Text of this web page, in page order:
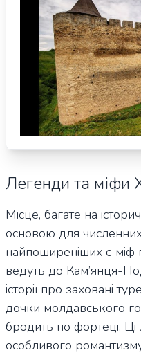
Легенди та міфи
Місце, багате на
основою для
найпоширеніших є міф
ведуть до Кам’янця-
історії про заховані
дочки молдавського
бродить по фортеці.
особливого